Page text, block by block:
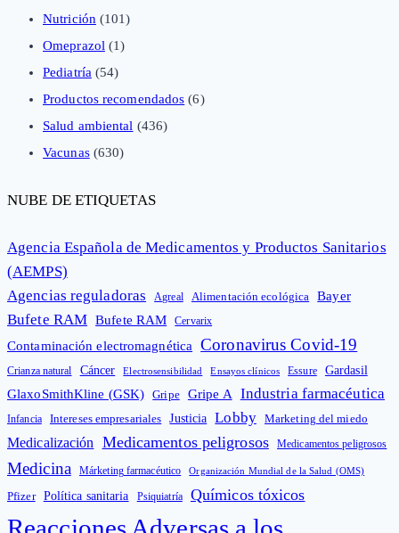
Nutrición (101)
Omeprazol (1)
Pediatría (54)
Productos recomendados (6)
Salud ambiental (436)
Vacunas(630)
NUBE DE ETIQUETAS
Agencia Española de Medicamentos y Productos Sanitarios
(AEMPS)
Agencias reguladoras
Agreal Alimentación ecológica Bayer
Bufete RAM Bufete RAM Cervarix
Contaminación electromagnética Coronavirus Covid-19
Crianza natural Cáncer Electrosensibilidad Ensayos clínicos Essure Gardasil
GlaxoSmithKline (GSK) Gripe Gripe A Industria farmacéutica
Infancia Intereses empresariales Justicia Lobby Marketing del miedo
Medicalización Medicamentos peligrosos Medicamentos peligrosos
Medicina Márketing farmacéutico Organización Mundial de la Salud (OMS)
Pfizer Política sanitaria Psiquiatría Químicos tóxicos